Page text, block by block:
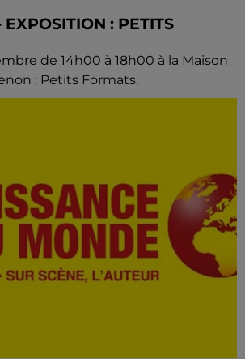
: PETITS
de 14h00 à 18h00 à la Maison
: Petits Formats.